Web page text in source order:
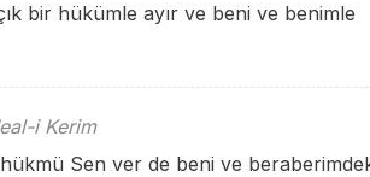
bir hükümle ayır ve beni ve benimle
i Kerim
Sen ver de beni ve